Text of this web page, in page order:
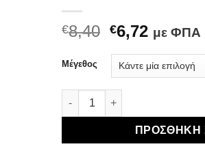
€8,40 Original
was:
€8,40.
€6,72Η
τιμή
είναι:
με ΦΠΑ
Μέγεθος
Μινέρβα Μπόξερ Monster
ΠΡΟΣΘΉΚΗ